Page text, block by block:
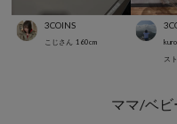
3COINS
こじさん 160cm kuro
ス
ママ/ベビ